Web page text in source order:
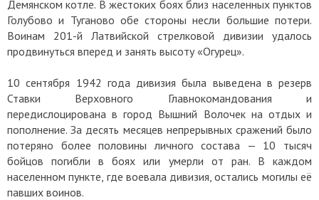
Демянском котле. В жестоких боях близ населенных пунктов
Голубово и Туганово обе стороны несли большие потери.
Воинам 201-й Латвийской стрелковой дивизии удалось
продвинуться вперед и занять высоту «Огурец».
10 сентября 1942 года дивизия была выведена в резерв
Ставки Верховного Главнокомандования и
передислоцирована в город Вышний Волочек на отдых и
пополнение. За десять месяцев непрерывных сражений было
потеряно более половины личного состава — 10 тысяч
бойцов погибли в боях или умерли от ран. В каждом
населенном пункте, где воевала дивизия, остались могилы её
павших воинов.